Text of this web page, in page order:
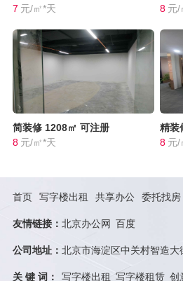
7 元/㎡*天
8 元/
简装修 1208㎡ 可注册
8 元/㎡*天
精装
8 元/
首页 写字楼出租 共享办公 委托找房
友情链接： 北京办公网 百度
公司地址： 北京市海淀区中关村智造大
关 键 词： 写字楼出租 写字楼租赁 创